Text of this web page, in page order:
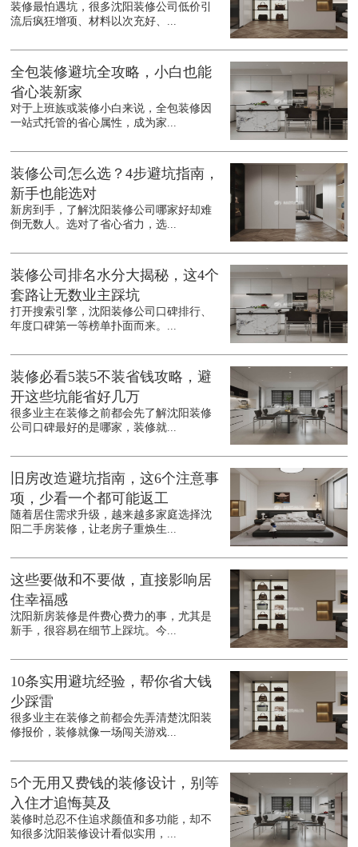
装修最怕遇坑，很多沈阳装修公司低价引
流后疯狂增项、材料以次充好、...
全包装修避坑全攻略，小白也能
省心装新家
对于上班族或装修小白来说，全包装修因
一站式托管的省心属性，成为家...
装修公司怎么选？4步避坑指南，
新手也能选对
新房到手，了解沈阳装修公司哪家好却难
倒无数人。选对了省心省力，选...
装修公司排名水分大揭秘，这4个
套路让无数业主踩坑
打开搜索引擎，沈阳装修公司口碑排行、
年度口碑第一等榜单扑面而来。...
装修必看5装5不装省钱攻略，避
开这些坑能省好几万
很多业主在装修之前都会先了解沈阳装修
公司口碑最好的是哪家，装修就...
旧房改造避坑指南，这6个注意事
项，少看一个都可能返工
随着居住需求升级，越来越多家庭选择沈
阳二手房装修，让老房子重焕生...
这些要做和不要做，直接影响居
住幸福感
沈阳新房装修是件费心费力的事，尤其是
新手，很容易在细节上踩坑。今...
10条实用避坑经验，帮你省大钱
少踩雷
很多业主在装修之前都会先弄清楚沈阳装
修报价，装修就像一场闯关游戏...
5个无用又费钱的装修设计，别等
入住才追悔莫及
装修时总忍不住追求颜值和多功能，却不
知很多沈阳装修设计看似实用，...